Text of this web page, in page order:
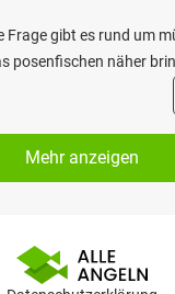
Frage gibt es rund um
posenfischen näher
Mehr anzeigen